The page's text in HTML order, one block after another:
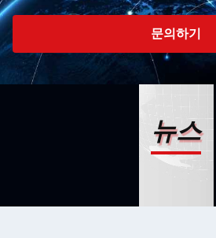
문의하기
뉴스